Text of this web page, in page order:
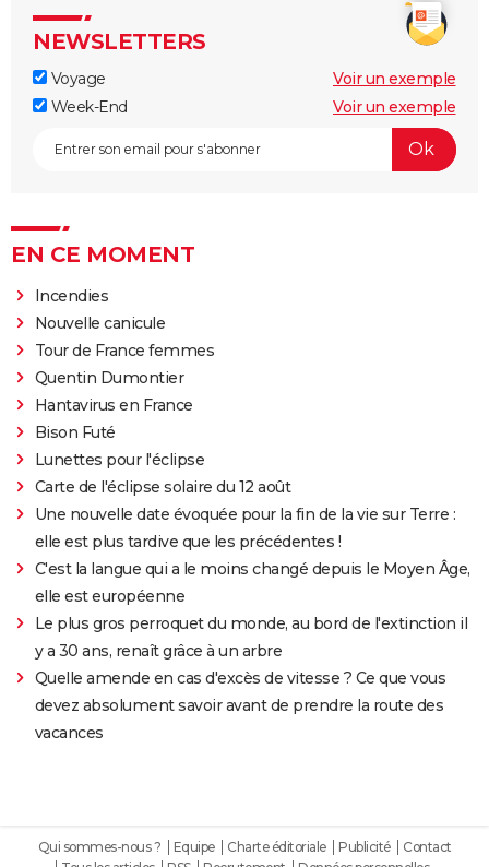
NEWSLETTERS
Voyage
Voir un exemple
Week-End
Voir un exemple
EN CE MOMENT
Incendies
Nouvelle canicule
Tour de France femmes
Quentin Dumontier
Hantavirus en France
Bison Futé
Lunettes pour l'éclipse
Carte de l'éclipse solaire du 12 août
Une nouvelle date évoquée pour la fin de la vie sur Terre :
elle est plus tardive que les précédentes !
C'est la langue qui a le moins changé depuis le Moyen Âge,
elle est européenne
Le plus gros perroquet du monde, au bord de l'extinction il
y a 30 ans, renaît grâce à un arbre
Quelle amende en cas d'excès de vitesse ? Ce que vous
devez absolument savoir avant de prendre la route des
vacances
Qui sommes-nous ? Equipe Charte éditoriale Publicité
Contact